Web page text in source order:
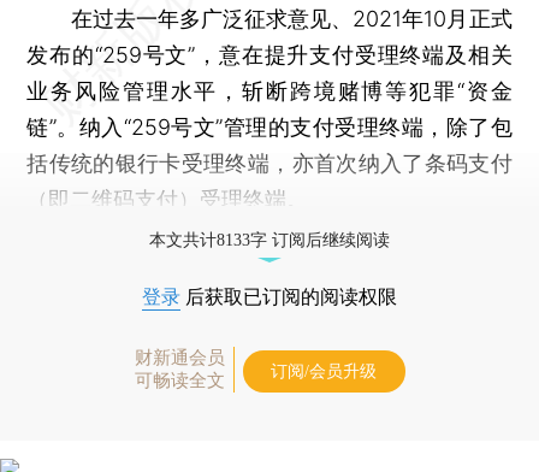
在过去一年多广泛征求意见、2021年10月正式
发布的“259号文”，意在提升支付受理终端及相关
业务风险管理水平，斩断跨境赌博等犯罪“资金
链”。纳入“259号文”管理的支付受理终端，除了包
括传统的银行卡受理终端，亦首次纳入了条码支付
（即二维码支付）受理终端。
本文共计8133字 订阅后继续阅读
登录 后获取已订阅的阅读权限
财新通会员
可畅读全文
订阅/会员升级